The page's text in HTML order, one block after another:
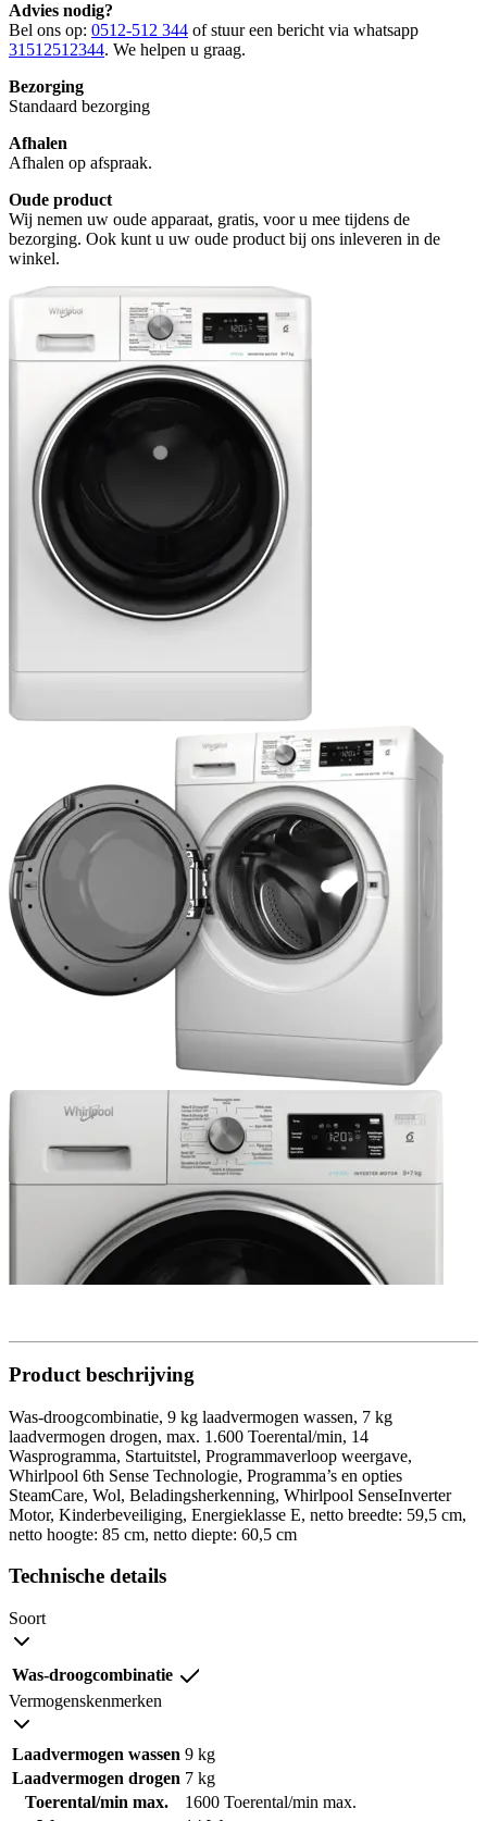
Advies nodig?
Bel ons op: 0512-512 344 of stuur een bericht via whatsapp
31512512344. We helpen u graag.
Bezorging
Standaard bezorging
Afhalen
Afhalen op afspraak.
Oude product
Wij nemen uw oude apparaat, gratis, voor u mee tijdens de
bezorging. Ook kunt u uw oude product bij ons inleveren in de
winkel.
Product beschrijving
Was-droogcombinatie, 9 kg laadvermogen wassen, 7 kg
laadvermogen drogen, max. 1.600 Toerental/min, 14
Wasprogramma, Startuitstel, Programmaverloop weergave,
Whirlpool 6th Sense Technologie, Programma’s en opties
SteamCare, Wol, Beladingsherkenning, Whirlpool SenseInverter
Motor, Kinderbeveiliging, Energieklasse E, netto breedte: 59,5 cm,
netto hoogte: 85 cm, netto diepte: 60,5 cm
Technische details
Soort
Was-droogcombinatie
Vermogenskenmerken
Laadvermogen wassen 9 kg
Laadvermogen drogen 7 kg
Toerental/min max.
1600 Toerental/min max.